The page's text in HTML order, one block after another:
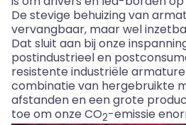
De stevige behuizing van
vervangbaar, maar wel
Dat sluit aan bij onze
postindustrieel en
resistente industriële
combinatie van hergebruikte
afstanden en een grote
toe om onze CO2-emissie